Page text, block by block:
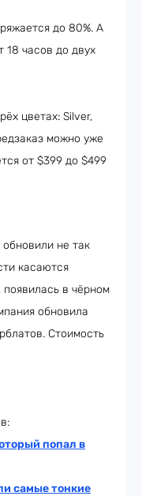
до 80%. А
18 часов до двух
цветах: Silver,
можно уже
от $399 до $499
не так
касаются
в чёрном
обновила
Стоимость
попал в
самые тонкие